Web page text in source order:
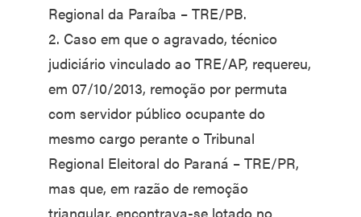
Regional da Paraíba – TRE/PB.
2. Caso em que o agravado, técnico
judiciário vinculado ao TRE/AP, requereu,
em 07/10/2013, remoção por permuta
com servidor público ocupante do
mesmo cargo perante o Tribunal
Regional Eleitoral do Paraná – TRE/PR,
mas que, em razão de remoção
triangular, encontrava-se lotado no